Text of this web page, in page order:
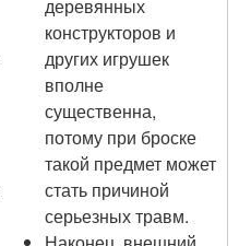
деревянных
конструкторов и
других игрушек
вполне
существенна,
потому при броске
такой предмет может
стать причиной
серьезных травм.